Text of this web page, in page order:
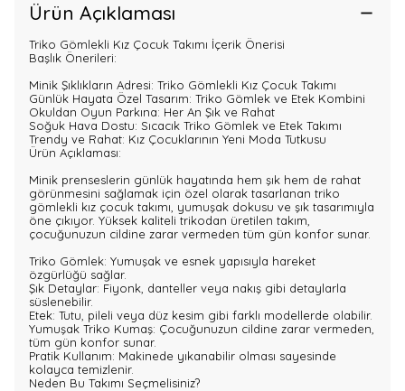
Ürün Açıklaması
Triko Gömlekli Kız Çocuk Takımı İçerik Önerisi
Başlık Önerileri:
Minik Şıklıkların Adresi: Triko Gömlekli Kız Çocuk Takımı
Günlük Hayata Özel Tasarım: Triko Gömlek ve Etek Kombini
Okuldan Oyun Parkına: Her An Şık ve Rahat
Soğuk Hava Dostu: Sıcacık Triko Gömlek ve Etek Takımı
Trendy ve Rahat: Kız Çocuklarının Yeni Moda Tutkusu
Ürün Açıklaması:
Minik prenseslerin günlük hayatında hem şık hem de rahat
görünmesini sağlamak için özel olarak tasarlanan triko
gömlekli kız çocuk takımı, yumuşak dokusu ve şık tasarımıyla
öne çıkıyor. Yüksek kaliteli trikodan üretilen takım,
çocuğunuzun cildine zarar vermeden tüm gün konfor sunar.
Triko Gömlek: Yumuşak ve esnek yapısıyla hareket
özgürlüğü sağlar.
Şık Detaylar: Fiyonk, danteller veya nakış gibi detaylarla
süslenebilir.
Etek: Tutu, pileli veya düz kesim gibi farklı modellerde olabilir.
Yumuşak Triko Kumaş: Çocuğunuzun cildine zarar vermeden,
tüm gün konfor sunar.
Pratik Kullanım: Makinede yıkanabilir olması sayesinde
kolayca temizlenir.
Neden Bu Takımı Seçmelisiniz?